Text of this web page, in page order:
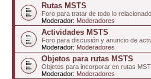
Rutas MSTS
Foro para tratar de todo lo
Moderador: Moderadores
Actividades MSTS
Foro para discusión y anuncio de
Moderador: Moderadores
Objetos para rutas MSTS
Objetos para incorporar en rutas
Moderador: Moderadores